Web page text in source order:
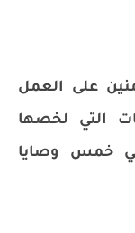
على العمل
التي لخصها
خمس وصايا